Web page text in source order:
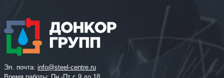
Эл. почта: info@steel-centre.ru